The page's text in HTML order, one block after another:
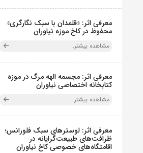
معرفی اثر: «قلمدان با سبک نگارگری»
محفوظ در کاخ موزه نیاوران
مشاهده بیشتر..
معرفی اثر: مجسمه الهه مرگ در موزه
کتابخانه اختصاصی نیاوران
مشاهده بیشتر..
معرفی اثر: لوسترهای سبک فلورانس؛
ظرافت‌های طبیعت‌گرایانه در
اقامتگاه‌های خصوصی کاخ نیاوران